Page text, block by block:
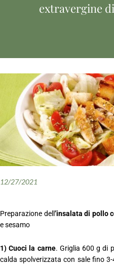
extravergine
12/27/2021
Preparazione dell ’insalata di pollo
e sesamo
1) Cuoci la carne. Griglia 600 g di
calda spolverizzata con sale fino